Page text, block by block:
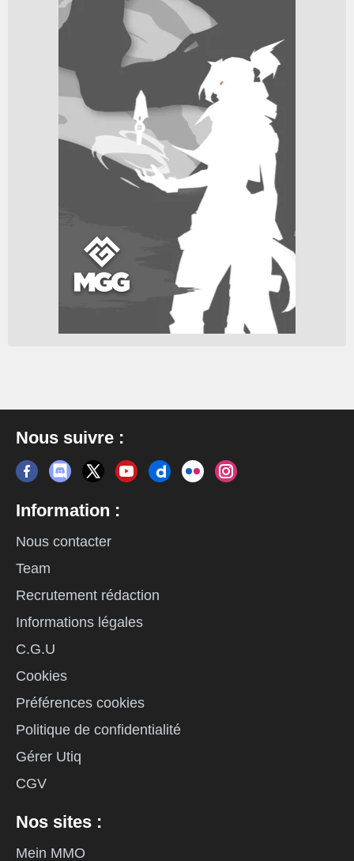
Nous suivre :
Information :
Nous contacter
Team
Recrutement rédaction
Informations légales
C.G.U
Cookies
Préférences cookies
Politique de confidentialité
Gérer Utiq
CGV
Nos sites :
Mein MMO